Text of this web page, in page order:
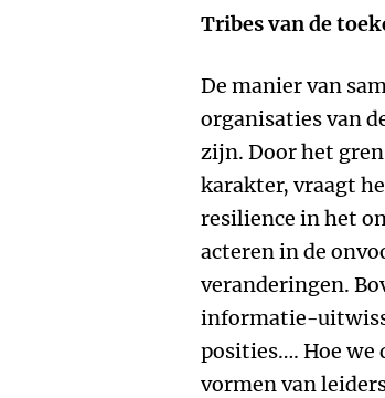
Tribes van de
De manier van
organisaties van
zijn. Door het
karakter, vraagt
resilience in het
acteren in de
veranderingen.
informatie-
posities…. Hoe we
vormen van